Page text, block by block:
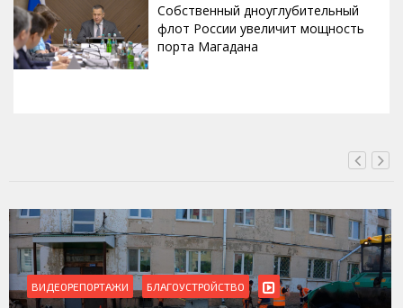
Собственный дноуглубительный
флот России увеличит мощность
порта Магадана
ВИДЕОРЕПОРТАЖИ